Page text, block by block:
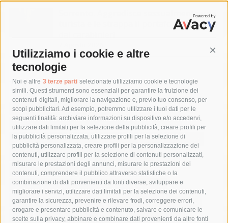
Utilizziamo i cookie e altre
tecnologie
Noi e altre 3 terze parti selezionate utilizziamo cookie e tecnologie
simili. Questi strumenti sono essenziali per garantire la fruizione dei
contenuti digitali, migliorare la navigazione e, previo tuo consenso, per
scopi pubblicitari. Ad esempio, potremmo utilizzare i tuoi dati per le
seguenti finalità: archiviare informazioni su dispositivo e/o accedervi,
utilizzare dati limitati per la selezione della pubblicità, creare profili per
la pubblicità personalizzata, utilizzare profili per la selezione di
pubblicità personalizzata, creare profili per la personalizzazione dei
contenuti, utilizzare profili per la selezione di contenuti personalizzati,
misurare le prestazioni degli annunci, misurare le prestazioni dei
contenuti, comprendere il pubblico attraverso statistiche o la
combinazione di dati provenienti da fonti diverse, sviluppare e
migliorare i servizi, utilizzare dati limitati per la selezione dei contenuti,
garantire la sicurezza, prevenire e rilevare frodi, correggere errori,
erogare e presentare pubblicità e contenuto, salvare e comunicare le
scelte sulla privacy, abbinare e combinare dati provenienti da altre fonti
Sorrento. Aggredisce sessualmente una
turista e le strappa il portafogli, fermato
Tag
acqua allerta meteo
anas
area marina protetta di punta campanella
arresto
Asl Napoli 3 sud
capitaneria di porto capri
carabinieri
castellammare di stabia
circumvesuviana
comune di sorrento
concerto
contagi
costiera amalfitana
covid-19 eav
elezioni
fondazione sorrento
gori guardia costiera
incidente
lavori
lorenzo balducelli mare
massa lubrense